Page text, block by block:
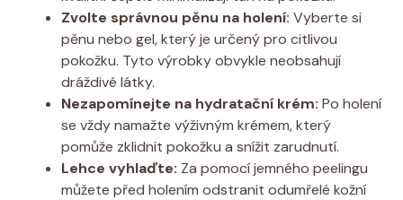
Zvolte správnou pěnu na holení: Vyberte si
pěnu nebo gel, který je určený pro citlivou
pokožku. Tyto výrobky obvykle neobsahují
dráždivé látky.
Nezapomínejte na hydratační krém: Po holení
se vždy namažte výživným krémem, který
pomůže zklidnit pokožku a snížit zarudnutí.
Lehce vyhlaďte: Za pomocí jemného peelingu
můžete před holením odstranit odumřelé kožní